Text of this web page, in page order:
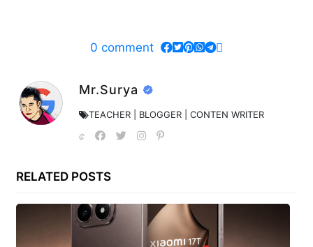
0 comment
Mr.Surya
TEACHER | BLOGGER | CONTEN WRITER
RELATED POSTS